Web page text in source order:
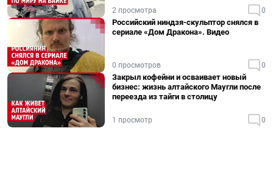
2 просмотра 0
Российский ниндзя-скульптор снялся в
сериале «Дом Дракона». Видео
0 просмотров 0
Закрыл кофейни и осваивает новый
бизнес: жизнь алтайского Маугли после
переезда из тайги в столицу
1 просмотр 0